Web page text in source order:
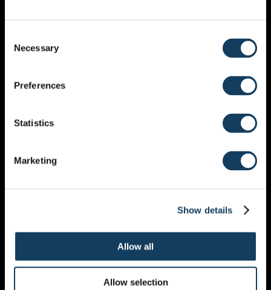
Selection
Necessary
Preferences
Statistics
Marketing
Show details
Allow all
Allow selection
vice-président de l’organisation Abba Gambia et il
travaille actuellement à la construction d’un orphelinat
Gambie).
CULTES DU DIMANCHE